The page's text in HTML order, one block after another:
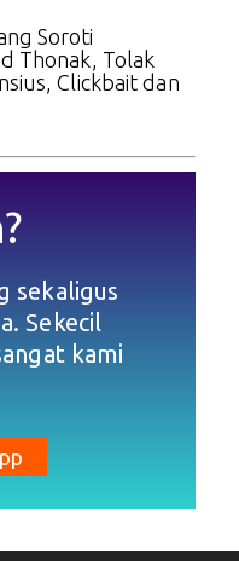
Soroti
Thonak, Tolak
Clickbait dan
sekaligus
Sekecil
kami